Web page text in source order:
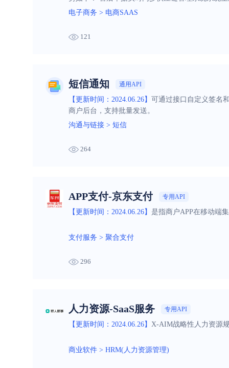
电子商务 > 电商SAAS
121
短信通知 通用API
【更新时间：2024.06.26】 可通过接口自定义签名
商户后台，支持批量发送。
沟通与链接 > 短信
264
APP支付-京东支付 专用API
【更新时间：2024.06.26】 是指商户APP在移动端
支付服务 > 聚合支付
296
人力资源-SaaS服务 专用API
【更新时间：2024.06.26】 X-AIM战略性人力资源
商业软件 > HRM(人力资源管理)